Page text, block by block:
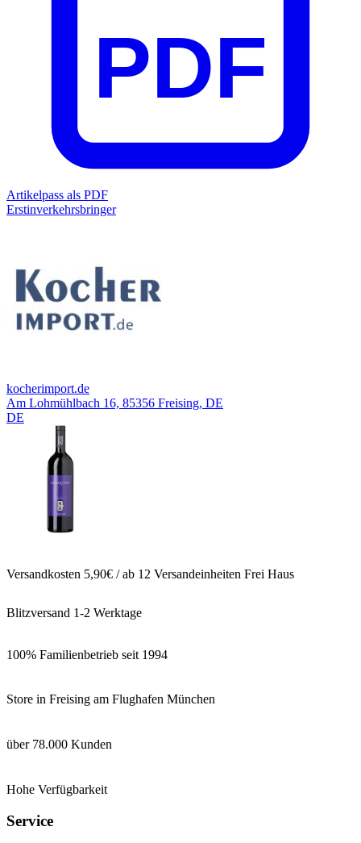
PDF
Artikelpass als PDF
Erstinverkehrsbringer
kocherimport.de
Am Lohmühlbach 16, 85356 Freising, DE
DE
Versandkosten 5,90€ / ab 12 Versandeinheiten Frei Haus
Blitzversand 1-2 Werktage
100% Familienbetrieb seit 1994
Store in Freising am Flughafen München
über 78.000 Kunden
Hohe Verfügbarkeit
Service